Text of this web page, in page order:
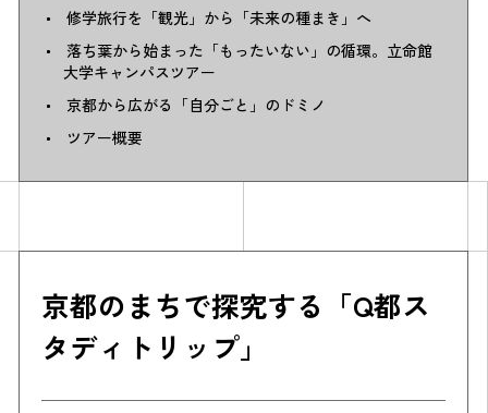
修学旅行を「観光」から「未来の種まき」へ
落ち葉から始まった「もったいない」の循環。立命館
大学キャンパスツアー
京都から広がる「自分ごと」のドミノ
ツアー概要
京都のまちで探究する「Q都ス
タディトリップ」